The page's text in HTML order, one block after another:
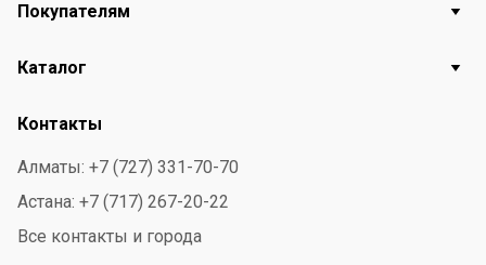
Покупателям
Каталог
Контакты
Алматы: +7 (727) 331-70-70
Астана: +7 (717) 267-20-22
Все контакты и города